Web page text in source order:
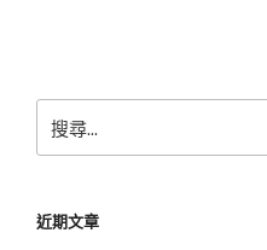
尋
字:
近期文章